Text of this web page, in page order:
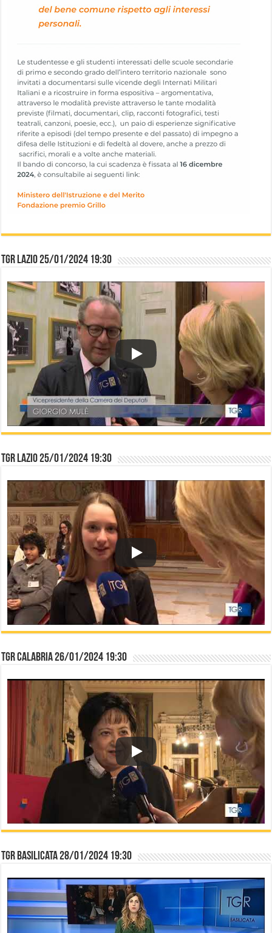
TGR Lazio 25/01/2024 19:30
TGR Lazio 25/01/2024 19:30
TGR Calabria 26/01/2024 19:30
TGR Basilicata 28/01/2024 19:30